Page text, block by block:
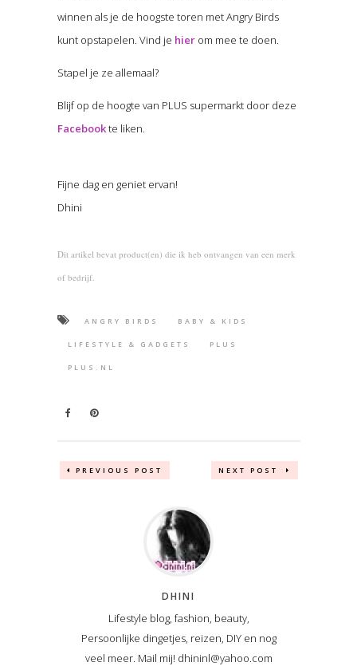
winnen als je de hoogste toren met Angry Birds
kunt opstapelen. Vind je hierom mee te doen.
Stapel je ze allemaal?
Blijf op de hoogte van PLUS supermarkt door deze
Facebookte liken.
Fijne dag en geniet ervan!
Dhini
Dit artikel bevat product(en) die ik heb ontvangen van een merk
of bedrijf.
ANGRY BIRDS BABY & KIDS
LIFESTYLE & GADGETS PLUS
PLUS.NL
PREVIOUS POST NEXT POST
DHINI
Lifestyle blog, fashion, beauty,
Persoonlijke dingetjes, reizen, DIY en nog
veel meer. Mail mij! dhininl@yahoo.com